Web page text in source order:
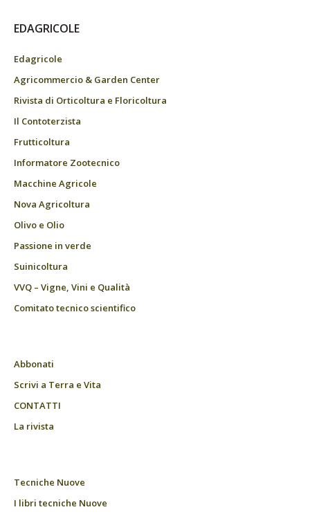
EDAGRICOLE
Edagricole
Agricommercio & Garden Center
Rivista di Orticoltura e Floricoltura
Il Contoterzista
Frutticoltura
Informatore Zootecnico
Macchine Agricole
Nova Agricoltura
Olivo e Olio
Passione in verde
Suinicoltura
VVQ – Vigne, Vini e Qualità
Comitato tecnico scientifico
Abbonati
Scrivi a Terra e Vita
CONTATTI
La rivista
Tecniche Nuove
I libri tecniche Nuove